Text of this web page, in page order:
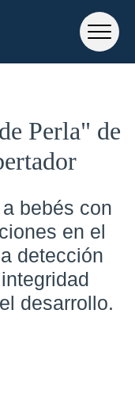
Perla" de
bebés con
en el
detección
desarrollo.